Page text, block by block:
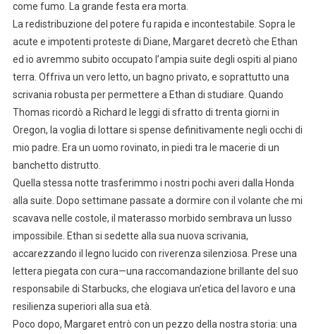
come fumo. La grande festa era morta.
La redistribuzione del potere fu rapida e incontestabile. Sopra le
acute e impotenti proteste di Diane, Margaret decretò che Ethan
ed io avremmo subito occupato l’ampia suite degli ospiti al piano
terra. Offriva un vero letto, un bagno privato, e soprattutto una
scrivania robusta per permettere a Ethan di studiare. Quando
Thomas ricordò a Richard le leggi di sfratto di trenta giorni in
Oregon, la voglia di lottare si spense definitivamente negli occhi di
mio padre. Era un uomo rovinato, in piedi tra le macerie di un
banchetto distrutto.
Quella stessa notte trasferimmo i nostri pochi averi dalla Honda
alla suite. Dopo settimane passate a dormire con il volante che mi
scavava nelle costole, il materasso morbido sembrava un lusso
impossibile. Ethan si sedette alla sua nuova scrivania,
accarezzando il legno lucido con riverenza silenziosa. Prese una
lettera piegata con cura—una raccomandazione brillante del suo
responsabile di Starbucks, che elogiava un’etica del lavoro e una
resilienza superiori alla sua età.
Poco dopo, Margaret entrò con un pezzo della nostra storia: una